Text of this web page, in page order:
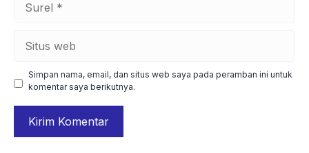
Simpan nama, email, dan situs web saya pada peramban ini untuk
komentar saya berikutnya.